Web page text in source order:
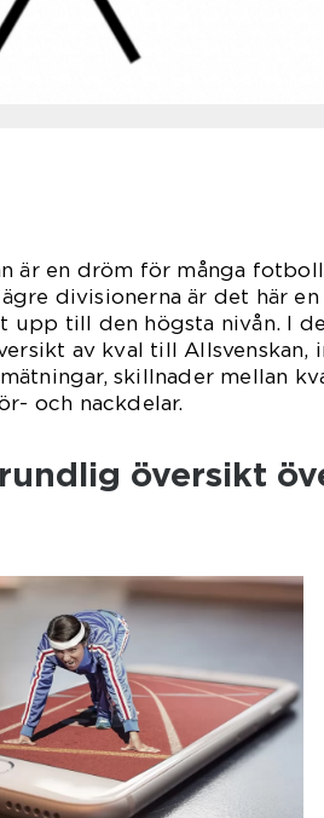
är en dröm för många
divisionerna är det här en
upp till den högsta nivån. I
av kval till Allsvenskan,
skillnader mellan
och nackdelar.
översikt